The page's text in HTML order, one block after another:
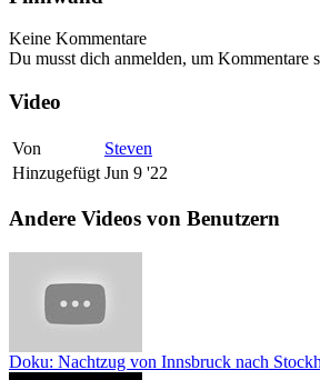
Keine Kommentare
Du musst dich anmelden, um Kommentare
Video
Von
Steven
Hinzugefügt Jun 9 '22
Andere Videos von Benutzern
Doku: Nachtzug von Innsbruck nach